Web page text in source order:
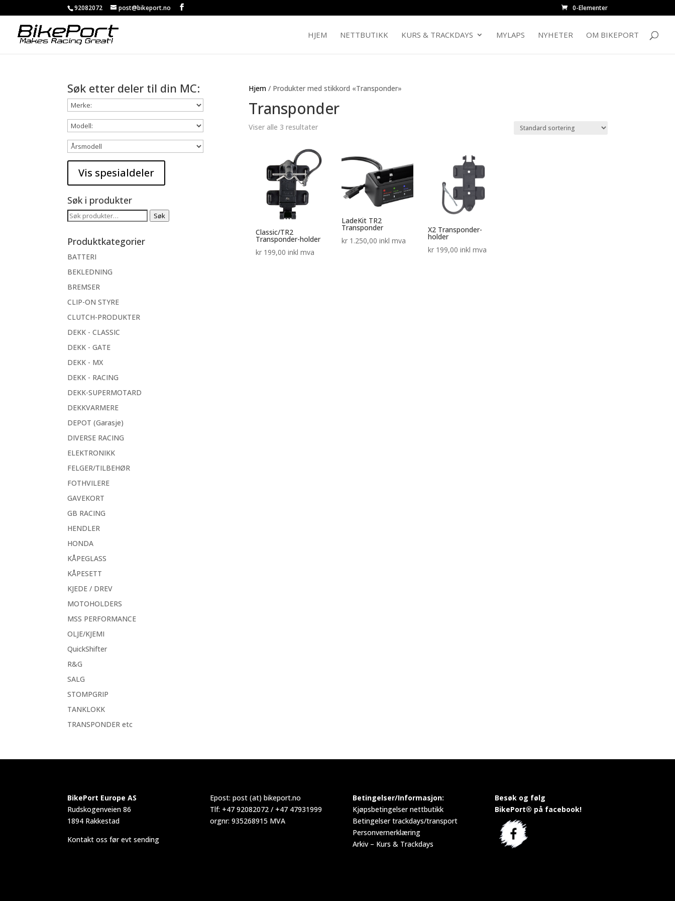
92082072 post@bikeport.no 0-Elementer
HJEM NETTBUTIKK KURS & TRACKDAYS MYLAPS NYHETER OM BIKEPORT
Hjem/ Produkter med stikkord «Transponder»
Transponder
Viser alle 3 resultater
Classic/TR2
Transponder-holder
kr199,00 inkl mva
LadeKit TR2
Transponder
kr 1.250,00 inkl mva
X2 Transponder-
holder
kr 199,00 inkl mva
Søk etter deler til din MC:
Søk i produkter
Søk
Søk
Produktkategorier
BATTERI
BEKLEDNING
BREMSER
CLIP-ON STYRE
CLUTCH-PRODUKTER
DEKK - CLASSIC
DEKK - GATE
DEKK - MX
DEKK - RACING
DEKK-SUPERMOTARD
DEKKVARMERE
DEPOT (Garasje)
DIVERSE RACING
ELEKTRONIKK
FELGER/TILBEHØR
FOTHVILERE
GAVEKORT
GB RACING
HENDLER
HONDA
KÅPEGLASS
KÅPESETT
KJEDE / DREV
MOTOHOLDERS
MSS PERFORMANCE
OLJE/KJEMI
QuickShifter
R&G
SALG
STOMPGRIP
TANKLOKK
TRANSPONDER etc
BikePort Europe AS
Rudskogenveien 86
1894 Rakkestad
Kontakt oss før evt sending
Epost: post (at) bikeport.no
Tlf: +47 92082072 / +47 47931999
orgnr: 935268915 MVA
Betingelser/Informasjon:
Kjøpsbetingelser nettbutikk
Betingelser trackdays/transport
Personvernerklæring
Arkiv – Kurs & Trackdays
Besøk og følg
BikePort® på facebook!